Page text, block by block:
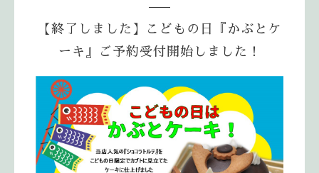
【終了しました】こどもの日『かぶとケ
ーキ』ご予約受付開始しました！